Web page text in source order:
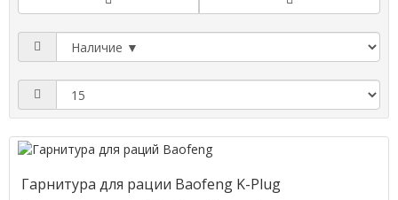
Гарнитура для рации Baofeng K-Plug